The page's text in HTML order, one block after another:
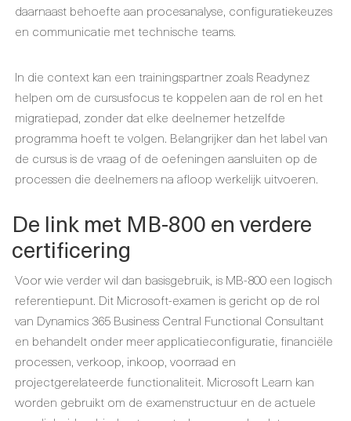
daarnaast behoefte aan procesanalyse, configuratiekeuzes
en communicatie met technische teams.
In die context kan een trainingspartner zoals Readynez
helpen om de cursusfocus te koppelen aan de rol en het
migratiepad, zonder dat elke deelnemer hetzelfde
programma hoeft te volgen. Belangrijker dan het label van
de cursus is de vraag of de oefeningen aansluiten op de
processen die deelnemers na afloop werkelijk uitvoeren.
De link met MB-800 en verdere
certificering
Voor wie verder wil dan basisgebruik, is MB-800 een logisch
referentiepunt. Dit Microsoft-examen is gericht op de rol
van Dynamics 365 Business Central Functional Consultant
en behandelt onder meer applicatieconfiguratie, financiële
processen, verkoop, inkoop, voorraad en
projectgerelateerde functionaliteit. Microsoft Learn kan
worden gebruikt om de examenstructuur en de actuele